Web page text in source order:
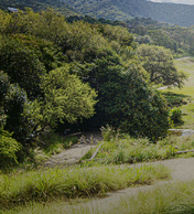
Milei se
Abelardo
a su
POLÍTICA